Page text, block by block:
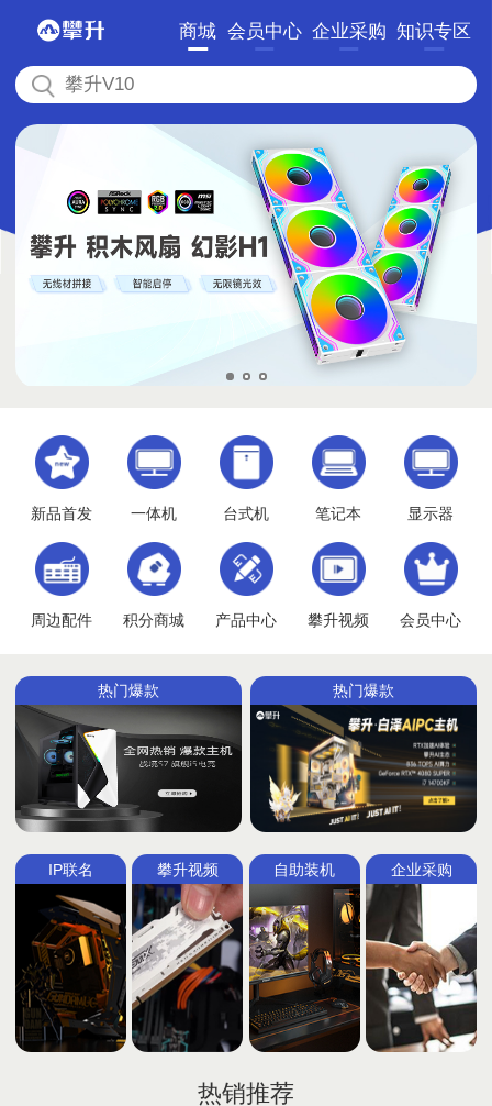
商城 会员中心 企业采购 知识专区
新品首发 一体机 台式机 笔记本 显示器
周边配件 积分商城 产品中心 攀升视频 会员中心
热门爆款 热门爆款
IP联名 攀升视频 自助装机 企业采购
热销推荐